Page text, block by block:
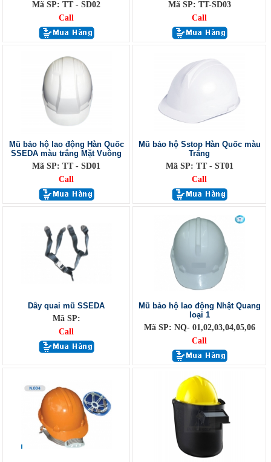
Mã SP: TT - SD02
Call
Mã SP: TT-SD03
Call
Mũ bảo hộ lao động Hàn Quốc
SSEDA màu trắng Mặt Vuông
Mã SP: TT - SD01
Call
Mũ bảo hộ Sstop Hàn Quốc màu
Trắng
Mã SP: TT - ST01
Call
Dây quai mũ SSEDA
Mã SP:
Call
Mũ bảo hộ lao động Nhật Quang
loại 1
Mã SP: NQ- 01,02,03,04,05,06
Call